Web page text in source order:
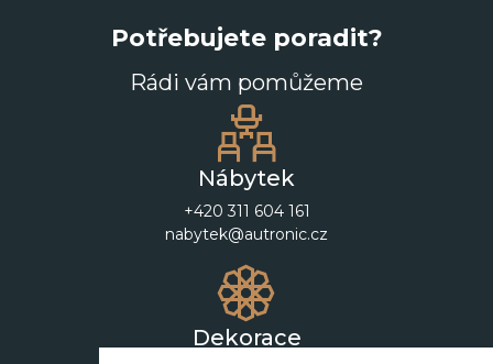
Potřebujete poradit?
Rádi vám pomůžeme
Nábytek
+420 311 604 161
nabytek@autronic.cz
Dekorace